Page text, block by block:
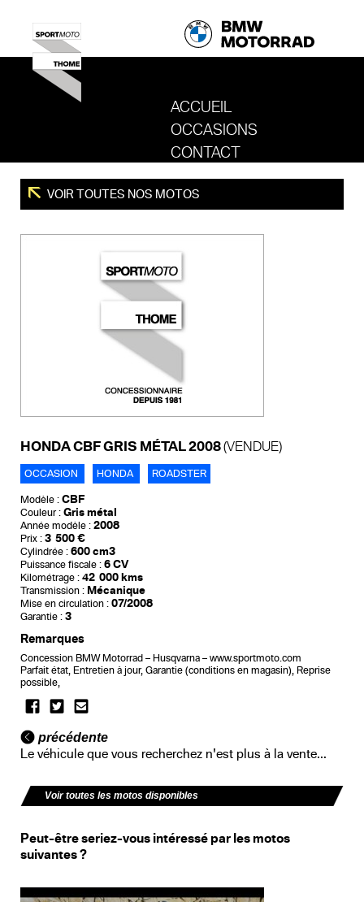
ACCUEIL
REVENIR AU SITE DE SPORT MOTO
OCCASIONS
CONTACT
VOIR TOUTES NOS MOTOS
HONDA CBF GRIS MÉTAL 2008(VENDUE)
OCCASION HONDA ROADSTER
Modèle : CBF
Couleur : Gris métal
Année modèle : 2008
Prix : 3 500 €
Cylindrée : 600 cm3
Puissance fiscale : 6 CV
Kilométrage : 42 000 kms
Transmission : Mécanique
Mise en circulation : 07/2008
Garantie : 3
Remarques
Concession BMW Motorrad – Husqvarna – www.sportmoto.com
Parfait état, Entretien à jour, Garantie (conditions en magasin), Reprise
possible,
précédente
Le véhicule que vous recherchez n'est plus à la vente...
Voir toutes les motos disponibles
Peut-être seriez-vous intéressé par les motos
suivantes ?